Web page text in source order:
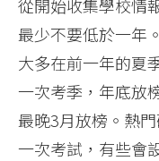
從開始收集學校情
最少不要低於一年
大多在前一年的夏
一次考季，年底放
最晚3月放榜。熱
一次考試，有些會